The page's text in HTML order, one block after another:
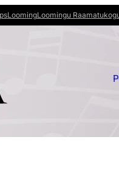
LoomingLoomingu